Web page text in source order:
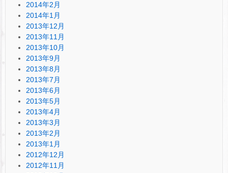
2014年2月
2014年1月
2013年12月
2013年11月
2013年10月
2013年9月
2013年8月
2013年7月
2013年6月
2013年5月
2013年4月
2013年3月
2013年2月
2013年1月
2012年12月
2012年11月